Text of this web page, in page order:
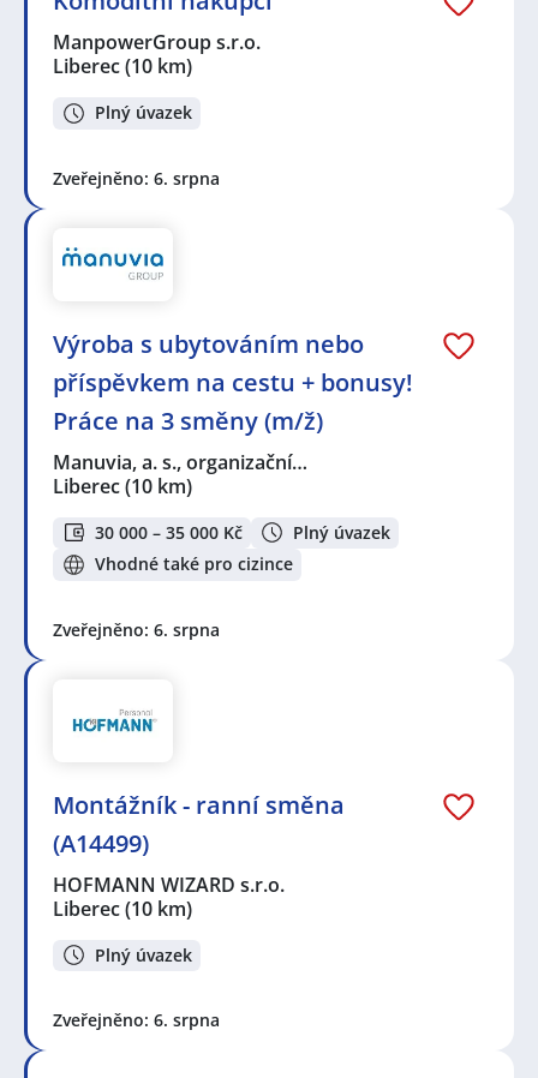
ManpowerGroup s.r.o.
Liberec(10 km)
Plný úvazek
Zveřejněno: 6. srpna
Výroba s ubytováním nebo
příspěvkem na cestu + bonusy!
Práce na 3 směny (m/ž)
Manuvia, a. s., organizační…
Liberec(10 km)
30 000 – 35 000 Kč
Plný úvazek
Vhodné také pro cizince
Zveřejněno: 6. srpna
Montážník - ranní směna
(A14499)
HOFMANN WIZARD s.r.o.
Liberec(10 km)
Plný úvazek
Zveřejněno: 6. srpna